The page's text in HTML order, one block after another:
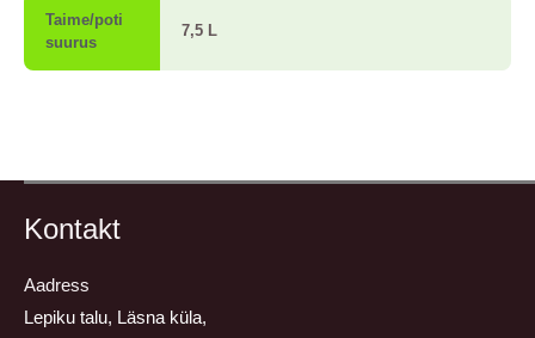
Taime/poti
suurus
7,5 L
Kontakt
Aadress
Lepiku talu, Läsna küla,